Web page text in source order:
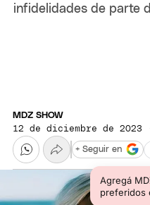
infidelidades de parte
MDZ SHOW
12 de diciembre de 2023
Agregá
preferidos
+ Seguir en